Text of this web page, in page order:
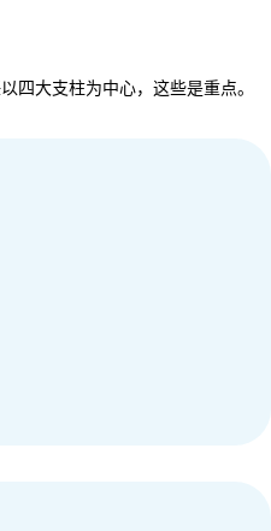
四大支柱为中心，这些是重点。